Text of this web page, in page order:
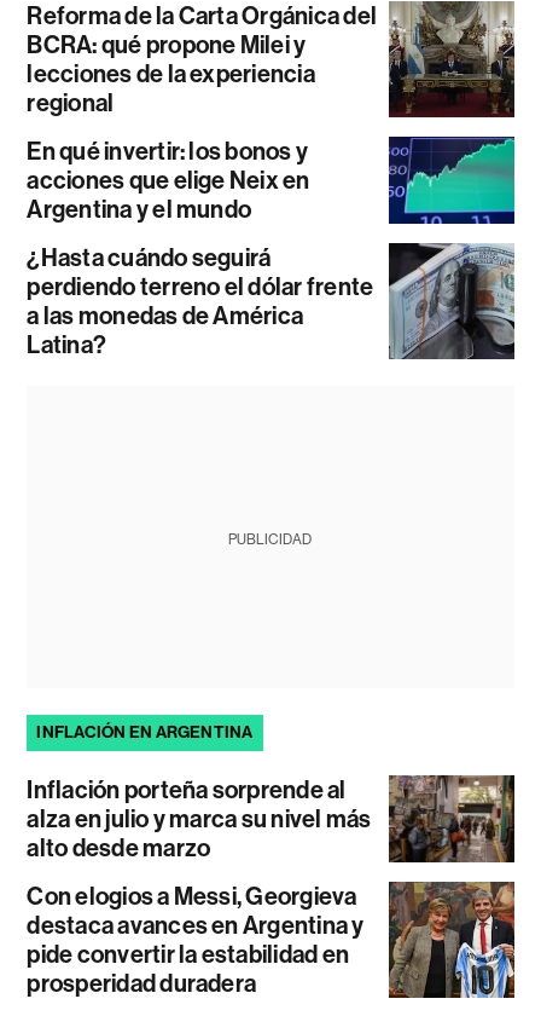
Reforma de la Carta Orgánica del
BCRA: qué propone Milei y
lecciones de la experiencia
regional
En qué invertir: los bonos y
acciones que elige Neix en
Argentina y el mundo
¿Hasta cuándo seguirá
perdiendo terreno el dólar frente
a las monedas de América
Latina?
PUBLICIDAD
INFLACIÓN EN ARGENTINA
Inflación porteña sorprende al
alza en julio y marca su nivel más
alto desde marzo
Con elogios a Messi, Georgieva
destaca avances en Argentina y
pide convertir la estabilidad en
prosperidad duradera